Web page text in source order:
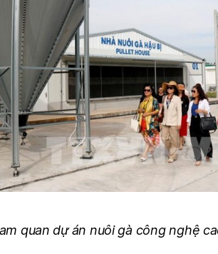
quan dự án nuôi gà công nghệ